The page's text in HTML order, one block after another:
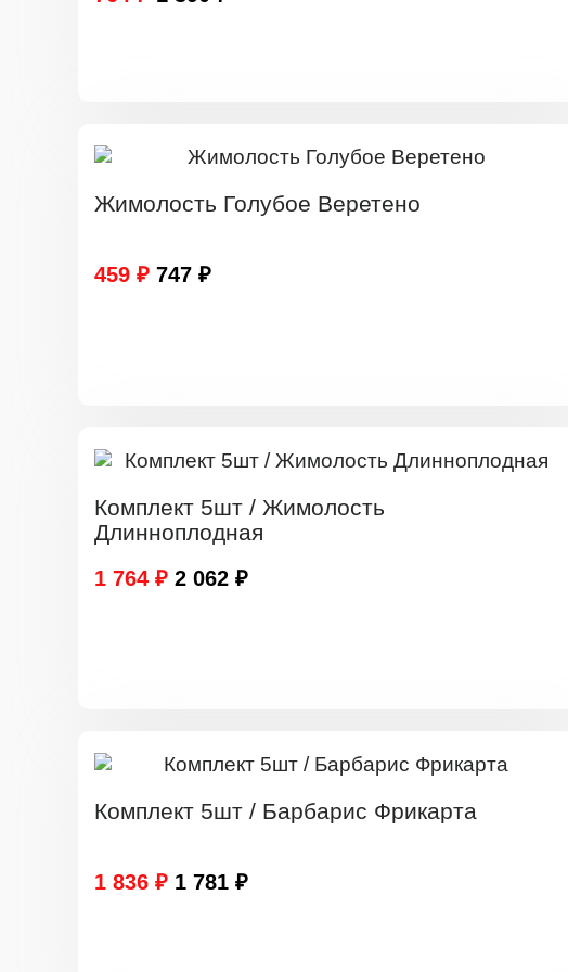
Жимолость Голубое Веретено
459 ₽ 747 ₽
Комплект 5шт / Жимолость
Длинноплодная
1 764 ₽ 2 062 ₽
Комплект 5шт / Барбарис Фрикарта
1 836 ₽ 1 781 ₽